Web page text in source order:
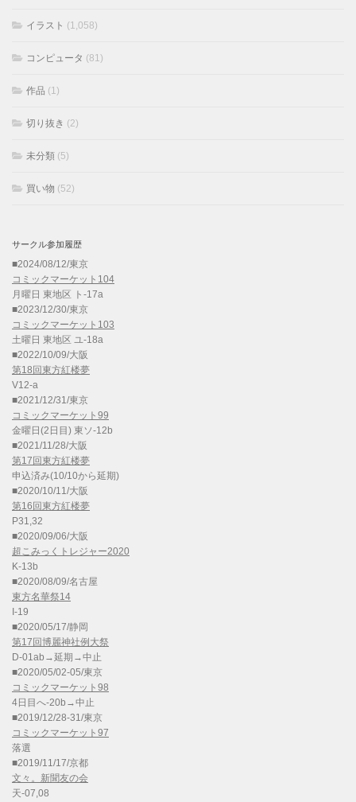
イラスト (1,058)
コンピュータ (81)
作品 (1)
切り抜き (2)
未分類 (5)
買い物 (52)
サークル参加履歴
■2024/08/12/東京
コミックマーケット104
月曜日 東地区 ト-17a
■2023/12/30/東京
コミックマーケット103
土曜日 東地区 ユ-18a
■2022/10/09/大阪
第18回東方紅楼夢
V12-a
■2021/12/31/東京
コミックマーケット99
金曜日(2日目) 東ソ-12b
■2021/11/28/大阪
第17回東方紅楼夢
申込済み(10/10から延期)
■2020/10/11/大阪
第16回東方紅楼夢
P31,32
■2020/09/06/大阪
超こみっくトレジャー2020
K-13b
■2020/08/09/名古屋
東方名華祭14
I-19
■2020/05/17/静岡
第17回博麗神社例大祭
D-01ab→延期→中止
■2020/05/02-05/東京
コミックマーケット98
4日目へ-20b→中止
■2019/12/28-31/東京
コミックマーケット97
落選
■2019/11/17/京都
文々。新聞友の会
天-07,08